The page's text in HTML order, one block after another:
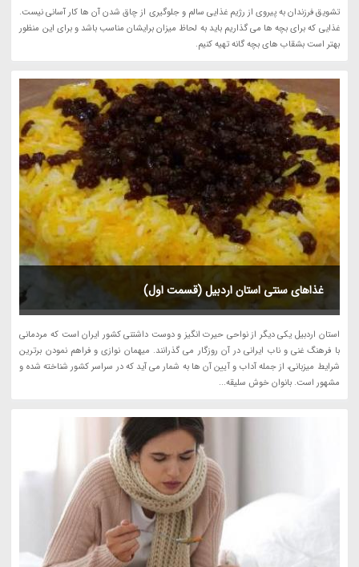
تشویق فرزندان به پیروی از رژیم غذایی سالم و جلوگیری از چاق شدن آن ها کار آسانی نیست.
غذایی که برای بچه ها می گذاریم باید به لحاظ میزان برایشان مناسب باشد و برای این منظور
بهتر است بشقاب های بچه گانه تهیه کنیم.
غذاهای سنتی استان اردبیل (قسمت اول)
استان اردبیل یکی دیگر از نواحی حیرت انگیز و دوست داشتنی کشور ایران است که مردمانی
با فرهنگ غنی و ناب ایرانی در آن روزگار می گذرانند. میهمان نوازی و فراهم نمودن برترین
شرایط میزبانی، از جمله آداب و آیین آن ها به شمار می آید که در سراسر کشور شناخته شده و
مشهور است. بانوان خوش سلیقه...